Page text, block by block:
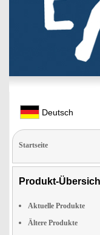
Deutsch
Startseite
Produkt-
Aktuelle Produkte
Ältere Produkte